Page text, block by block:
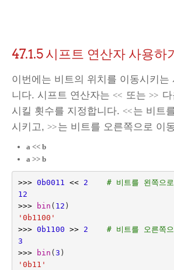
47.1.5시프트 연산자 사용하
이번에는 비트의 위치를 이동시키는
니다. 시프트 연산자는 << 또는 >>
시킬 횟수를 지정합니다. <<는 비트
시키고, >>는 비트를 오른쪽으로 이
a << b
a >> b
>>> 0b0011 << 2
# 비트를 왼쪽으
12
>>>
bin ( 12 )
'0b1100'
>>> 0b1100 >> 2
# 비트를 오른쪽
3
>>>
bin ( 3 )
'0b11'